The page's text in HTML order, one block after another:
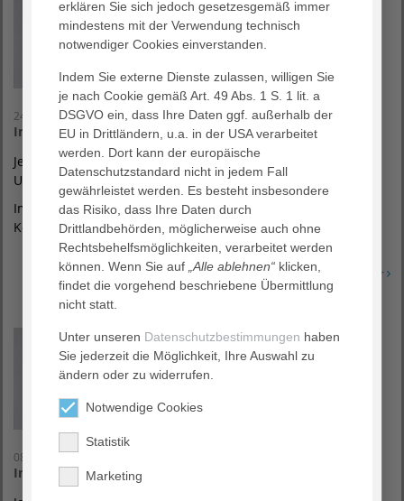
24. September 2026
Infoabend für werdende Eltern
Jeden 2. und letzten Donnerstag im Monat, jeweils um 17:30
Uhr.
Im AGAPLESION Bethesda Krankenhaus Bergedorf,
Konferenzraum 1.
Erfahren Sie mehr
08. Oktober 2026
Infoabend für werdende Eltern
erklären Sie sich jedoch gesetzesgemäß immer
mindestens mit der Verwendung technisch
notwendiger Cookies einverstanden.
Indem Sie externe Dienste zulassen, willigen Sie
je nach Cookie gemäß Art. 49 Abs. 1 S. 1 lit. a
DSGVO ein, dass Ihre Daten ggf. außerhalb der
EU in Drittländern, u.a. in der USA verarbeitet
werden. Dort kann der europäische
Datenschutzstandard nicht in jedem Fall
gewährleistet werden. Es besteht insbesondere
das Risiko, dass Ihre Daten durch
Drittlandbehörden, möglicherweise auch ohne
Rechtsbehelfsmöglichkeiten, verarbeitet werden
können. Wenn Sie auf „Alle ablehnen“ klicken,
findet die vorgehend beschriebene Übermittlung
nicht statt.
Unter unseren Datenschutzbestimmungen haben
Sie jederzeit die Möglichkeit, Ihre Auswahl zu
ändern oder zu widerrufen.
Notwendige Cookies
Statistik
Marketing